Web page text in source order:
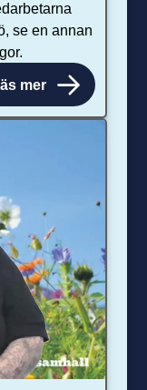
se en annan
mer